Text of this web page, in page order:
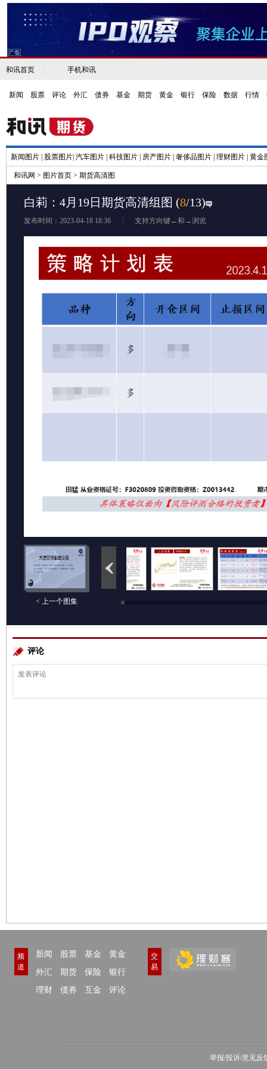
和讯首页 手机和讯
新闻 股票 评论 外汇 债券 基金 期货 黄金 银行 保险 数据 行情
新闻图片 股票图片 汽车图片 科技图片 房产图片 奢侈品图片 理财图片 黄金
和讯网 > 图片首页 > 期货高清图
白莉：4月19日期货高清组图 (8/13)
发布时间：2023-04-18 18:36 支持方向键←和→浏览
< 上一个图集
评论
频
道
新闻 股票 基金
黄金
外汇
期货 保险
银行
理财
债券 互金 评论
交
易
举报/投诉/意见反